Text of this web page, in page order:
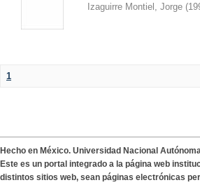
Izaguirre Montiel, Jorge (
1
Hecho en México. Universidad Nacional
Este es un portal integrado a la página web
distintos sitios web, sean páginas electrónicas